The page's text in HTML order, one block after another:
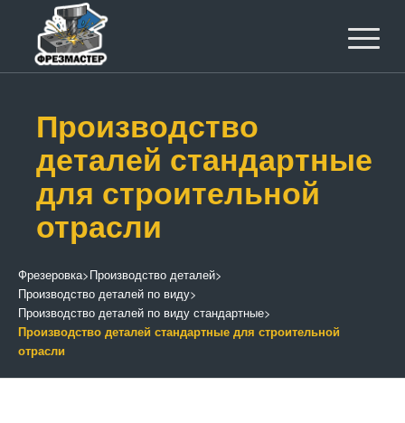
Производство
деталей стандартные
для строительной
отрасли
Фрезеровка>Производство деталей>
Производство деталей по виду>
Производство деталей по виду стандартные>
Производство деталей стандартные для строительной
отрасли